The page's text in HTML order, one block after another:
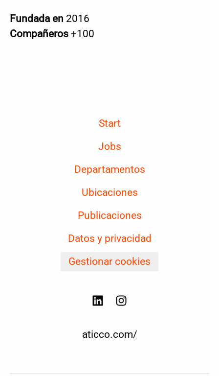
Fundada en 2016
Compañeros +100
Start
Jobs
Departamentos
Ubicaciones
Publicaciones
Datos y privacidad
Gestionar cookies
aticco.com/